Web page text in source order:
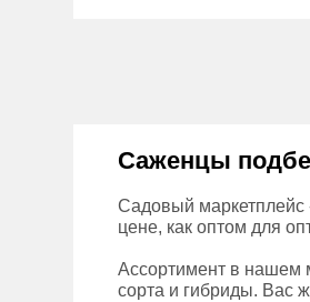
Саженцы
Садовый маркетплейс
цене, как оптом для
Ассортимент в нашем
сорта и гибриды. Вас